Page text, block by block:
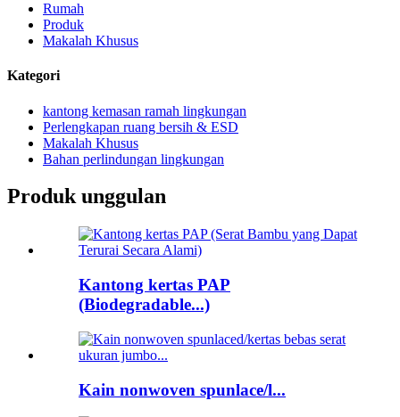
Rumah
Produk
Makalah Khusus
Kategori
kantong kemasan ramah lingkungan
Perlengkapan ruang bersih & ESD
Makalah Khusus
Bahan perlindungan lingkungan
Produk unggulan
Kantong kertas PAP
(Biodegradable...)
Kain nonwoven spunlace/l...